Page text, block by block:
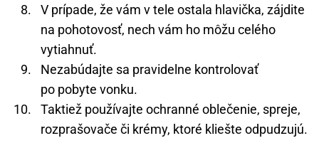
V prípade, že vám v tele ostala hlavička, zájdite
na pohotovosť, nech vám ho môžu celého
vytiahnuť.
Nezabúdajte sa pravidelne kontrolovať
po pobyte vonku.
Taktiež používajte ochranné oblečenie, spreje,
rozprašovače či krémy, ktoré kliešte odpudzujú.